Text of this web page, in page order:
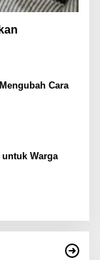
Cara
Warga